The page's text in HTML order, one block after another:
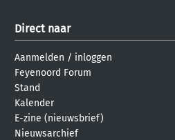
Direct naar
Aanmelden / inloggen
Feyenoord Forum
Stand
Kalender
E-zine (nieuwsbrief)
Nieuwsarchief